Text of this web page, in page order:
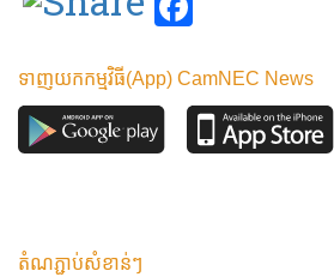
ទាញយកកម្មវិធី(App) CamNEC News
តំណភ្ជាប់សំខាន់ៗ